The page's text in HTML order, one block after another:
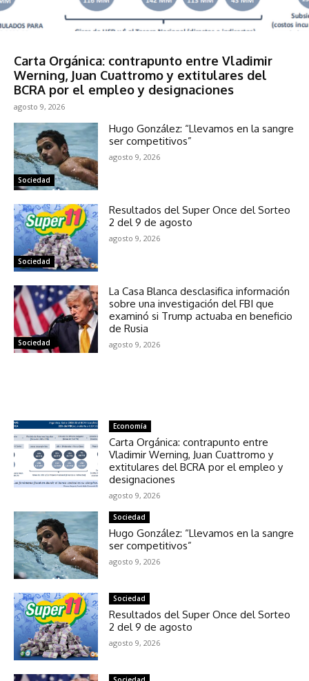
Carta Orgánica: contrapunto entre Vladimir
Werning, Juan Cuattromo y extitulares del
BCRA por el empleo y designaciones
agosto 9, 2026
Sociedad
Hugo González: “Llevamos en la sangre
ser competitivos”
agosto 9, 2026
Sociedad
Resultados del Super Once del Sorteo
2 del 9 de agosto
agosto 9, 2026
Sociedad
La Casa Blanca desclasifica información
sobre una investigación del FBI que
examinó si Trump actuaba en beneficio
de Rusia
agosto 9, 2026
Economía
Carta Orgánica: contrapunto entre
Vladimir Werning, Juan Cuattromo y
extitulares del BCRA por el empleo y
designaciones
agosto 9, 2026
Sociedad
Hugo González: “Llevamos en la sangre
ser competitivos”
agosto 9, 2026
Sociedad
Resultados del Super Once del Sorteo
2 del 9 de agosto
agosto 9, 2026